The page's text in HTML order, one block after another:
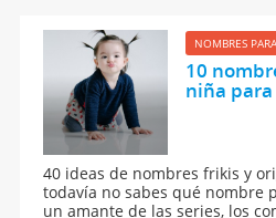
NOMBRES
10
niña
40 ideas de nombres frikis y
todavía no sabes qué nombre
un amante de las series, los